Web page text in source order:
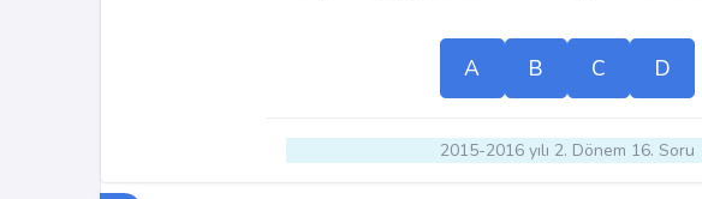
A B C D
2015-2016 yılı 2. Dönem 16. Soru